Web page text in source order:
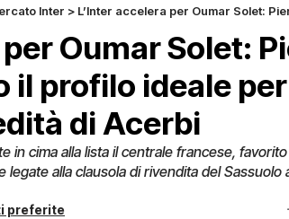
Inter > L’Inter accelera per Oumar Solet: Piero Ausilio ha scelto il profilo ideale per
Oumar Solet:
il profilo ideale per
di Acerbi
cima alla lista il centrale francese,
alla clausola di rivendita del Sassuolo
preferite